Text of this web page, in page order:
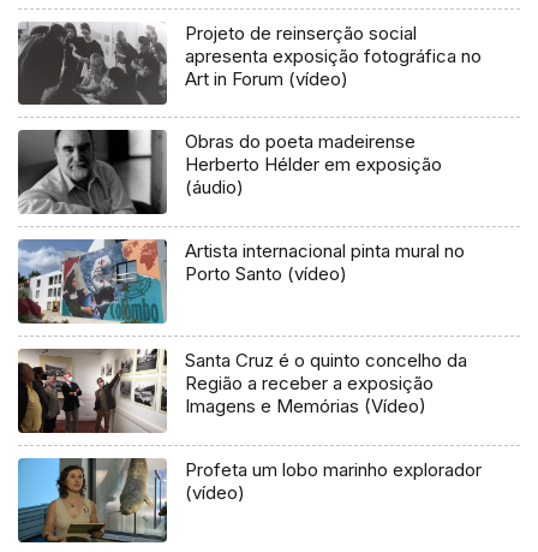
Projeto de reinserção social
apresenta exposição fotográfica no
Art in Forum (vídeo)
Obras do poeta madeirense
Herberto Hélder em exposição
(áudio)
Artista internacional pinta mural no
Porto Santo (vídeo)
Santa Cruz é o quinto concelho da
Região a receber a exposição
Imagens e Memórias (Vídeo)
Profeta um lobo marinho explorador
(vídeo)